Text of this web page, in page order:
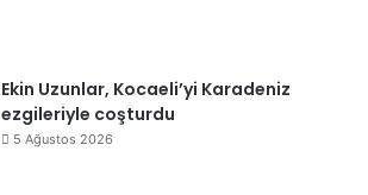
Ekin Uzunlar, Kocaeli’yi Karadeniz
ezgileriyle coşturdu
5 Ağustos 2026